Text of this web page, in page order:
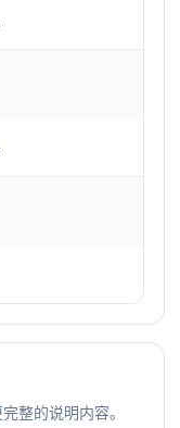
整的说明内容。